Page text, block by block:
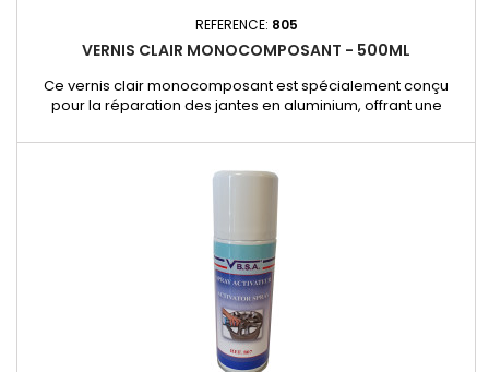
REFERENCE: 805
VERNIS CLAIR MONOCOMPOSANT - 500ML
Ce vernis clair monocomposant est spécialement conçu
pour la réparation des jantes en aluminium, offrant une
aérosol pour une application facile et uniforme.- Haute
intempéries et aux rayures pour une protection longue durée.